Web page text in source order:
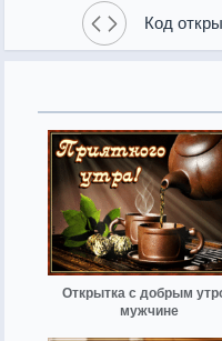
Код
Открытка с добрым
мужчине